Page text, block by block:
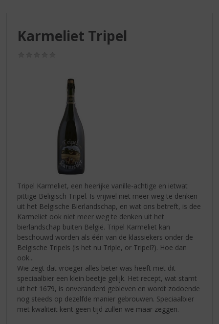
Karmeliet Tripel
Tripel Karmeliet, een heerijke vanille-achtige en ietwat
pittige Beligisch Tripel. Is vrijwel niet meer weg te denken
uit het Belgische Bierlandschap, en wat ons betreft, is dee
Karmeliet ook niet meer weg te denken uit het
bierlandschap buiten België. Tripel Karmeliet kan
beschouwd worden als één van de klassiekers onder de
Belgische Tripels (is het nu Triple, or Tripel?). Hoe dan
ook...
Wie zegt dat vroeger alles beter was heeft met dit
speciaalbier een klein beetje gelijk. Het recept, wat stamt
uit het 1679, is onveranderd gebleven en wordt zodoende
nog steeds op dezelfde manier gebrouwen. Speciaalbier
met kwaliteit kent geen tijd zullen we maar zeggen.